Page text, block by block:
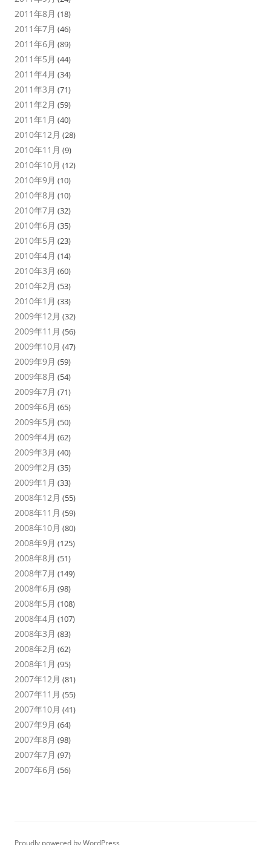
2011年8月 (18)
2011年7月 (46)
2011年6月 (89)
2011年5月 (44)
2011年4月 (34)
2011年3月 (71)
2011年2月 (59)
2011年1月 (40)
2010年12月 (28)
2010年11月 (9)
2010年10月 (12)
2010年9月 (10)
2010年8月 (10)
2010年7月 (32)
2010年6月 (35)
2010年5月 (23)
2010年4月 (14)
2010年3月 (60)
2010年2月 (53)
2010年1月 (33)
2009年12月 (32)
2009年11月 (56)
2009年10月 (47)
2009年9月 (59)
2009年8月 (54)
2009年7月 (71)
2009年6月 (65)
2009年5月 (50)
2009年4月 (62)
2009年3月 (40)
2009年2月 (35)
2009年1月 (33)
2008年12月 (55)
2008年11月 (59)
2008年10月 (80)
2008年9月 (125)
2008年8月 (51)
2008年7月 (149)
2008年6月 (98)
2008年5月 (108)
2008年4月 (107)
2008年3月 (83)
2008年2月 (62)
2008年1月 (95)
2007年12月 (81)
2007年11月 (55)
2007年10月 (41)
2007年9月 (64)
2007年8月 (98)
2007年7月 (97)
2007年6月 (56)
Proudly powered by WordPress